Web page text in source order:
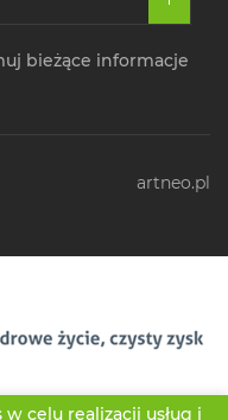
celu realizacji usług i
bieżące informacje
artneo.pl